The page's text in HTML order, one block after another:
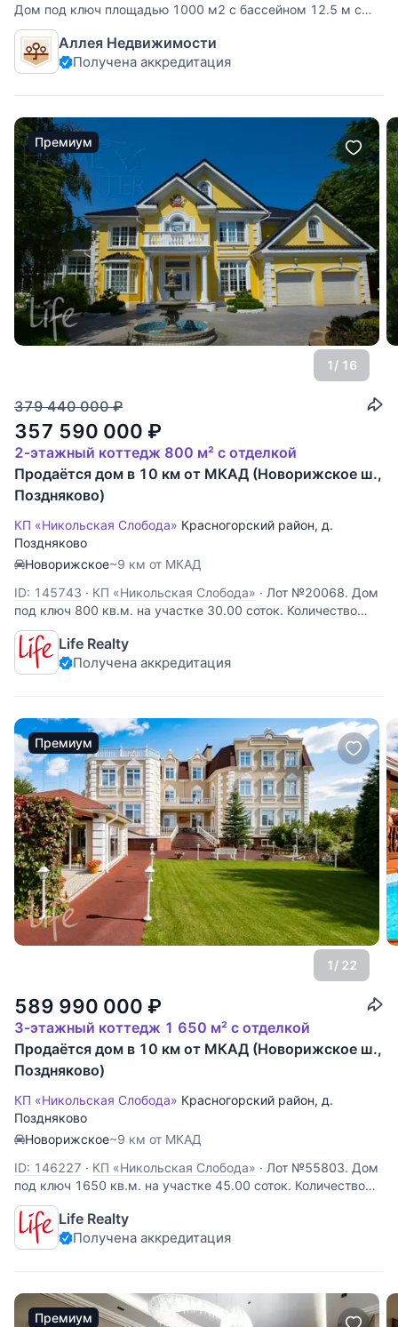
Дом под ключ площадью 1000 м2 с бассейном 12.5 м с
системой противотока на большом участке. В доме 5
спален с индивидуальными гардеробными комнатами и
сан.узлами.Отдельный блок для персонала.ОПИСАНИЕ
Аллея Недвижимости
Получена аккредитация
Премиум
1/ 16
379 440 000 ₽
357 590 000 ₽
2-этажный коттедж 800 м² с отделкой
Продаётся дом в 10 км от МКАД (Новорижское ш.,
Поздняково)
КП «Никольская Слобода» Красногорский район, д.
Поздняково
Новорижское~9 км от МКАД
ID: 145743 · КП «Никольская Слобода» · Лот №20068. Дом
под ключ 800 кв.м. на участке 30.00 соток. Количество
спален: 5. Коттеджный посёлок «Никольская слобода»,
Новорижское шоссе, 10 км от МКАД. Гараж на 2-3 а/м.
Планировка дома: Цоколь: винный погреб, кладовая
Life Realty
Получена аккредитация
Премиум
1/ 22
589 990 000 ₽
3-этажный коттедж 1 650 м² с отделкой
Продаётся дом в 10 км от МКАД (Новорижское ш.,
Поздняково)
КП «Никольская Слобода» Красногорский район, д.
Поздняково
Новорижское~9 км от МКАД
ID: 146227 · КП «Никольская Слобода» · Лот №55803. Дом
под ключ 1650 кв.м. на участке 45.00 соток. Количество
спален: 7. Коттеджный посёлок «Никольская слобода»,
Новорижское шоссе, 10 км от МКАД. Участок правильной
формы, ландшафтный дизайн, фруктовый сад, пруд с
Life Realty
Получена аккредитация
Премиум